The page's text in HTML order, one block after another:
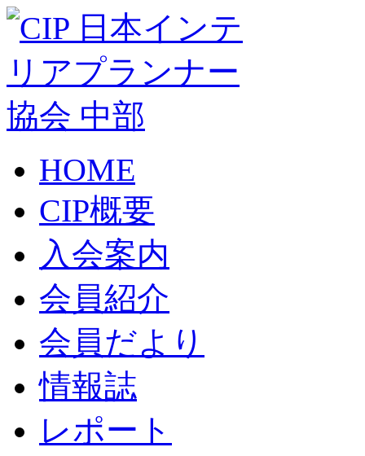
HOME
CIP概要
入会案内
会員紹介
会員だより
情報誌
レポート